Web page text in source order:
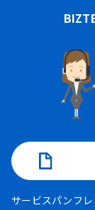
サービスパンフ